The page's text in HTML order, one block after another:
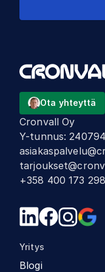
Ota yhteyttä
Cronvall Oy
Y-tunnus:
+358 400 173 298
Yritys
Blogi